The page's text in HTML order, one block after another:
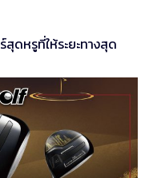
ดหรูที่ให้ระยะทางสุด